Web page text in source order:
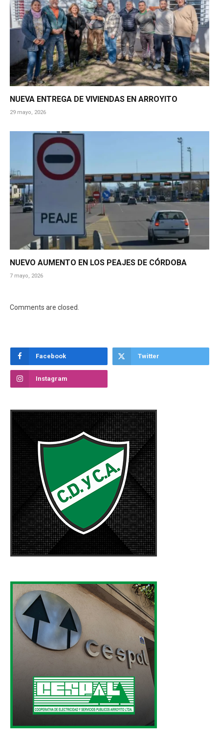
NUEVA ENTREGA DE VIVIENDAS EN ARROYITO
29 mayo, 2026
NUEVO AUMENTO EN LOS PEAJES DE CÓRDOBA
7 mayo, 2026
Comments are closed.
Facebook Twitter
Instagram